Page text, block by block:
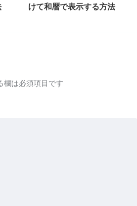
けて和暦で表示する方法
欄は必須項目です